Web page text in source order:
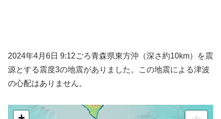
2024年4月6日 9:12ごろ青森県東方沖（深さ約10km）を震
源とする震度3の地震がありました。この地震による津波
の心配はありません。